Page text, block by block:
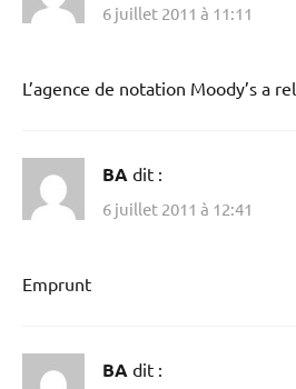
6 juillet 2011 à 11:11
L’agence de notation Moody’s a rel
BA dit :
6 juillet 2011 à 12:41
Emprunt
BA dit :